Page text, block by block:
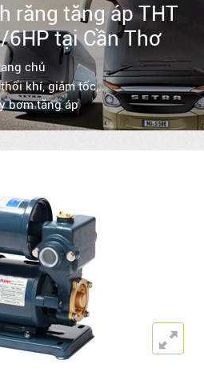
răng tăng áp THT
6HP tại Cần Thơ
chủ
khí, giảm tốc,...
bơm tăng áp